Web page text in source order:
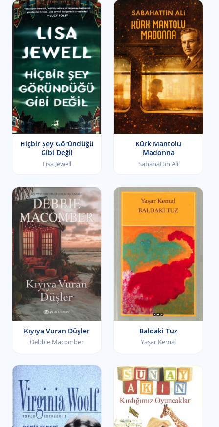
Hiçbir Şey Göründüğü
Gibi Değil
Lisa Jewell
Kürk Mantolu
Madonna
Sabahattin Ali
Kıyıya Vuran Düşler
Debbie Macomber
Baldaki Tuz
Yaşar Kemal